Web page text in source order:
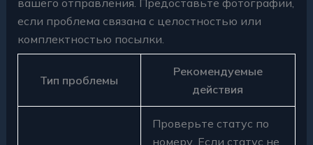
если проблема связана с целостностью или
комплектностью посылки.
Тип проблемы
Рекомендуемые
действия
Проверьте статус по
номеру. Если статус не